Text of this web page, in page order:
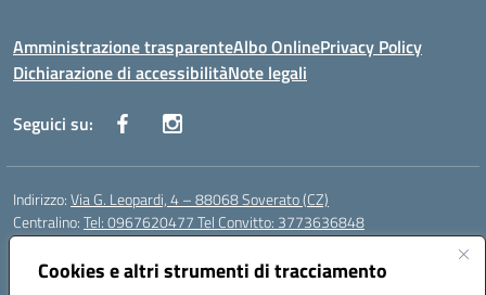
Cookies e altri strumenti di tracciamento
Amministrazione trasparenteAlbo OnlinePrivacy Policy
Dichiarazione di accessibilitàNote legali
Seguici su:
Indirizzo:Via G. Leopardi, 4 – 88068 Soverato (CZ)
Centralino:Tel: 0967620477 Tel Convitto: 3773636848
Email:
Posta elettronica certificata (PEC):czrh04000q@pec.istruzione.it